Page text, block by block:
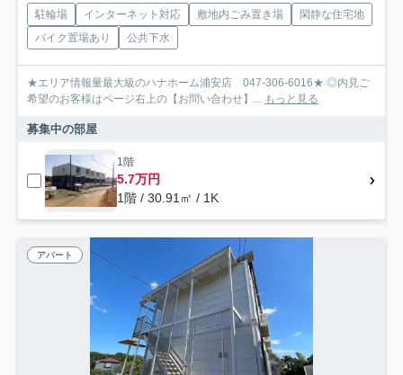
駐輪場 インターネット対応 敷地内ごみ置き場
閑静な住宅地
バイク置場あり
公共下水
★エリア情報量最大級のハナホーム浦安店 047-306-6016★ ◎内見ご
希望のお客様はページ右上の【お問い合わせ】... もっと見る
募集中の部屋
1階
5.7万円
1階 / 30.91㎡ / 1K
アパート